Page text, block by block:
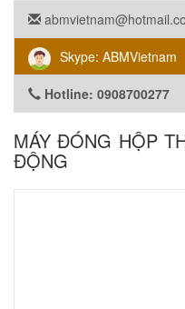
Skype: ABMVietnam
Hotline: 0908700277
MÁY ĐÓNG HỘP
ĐỘNG